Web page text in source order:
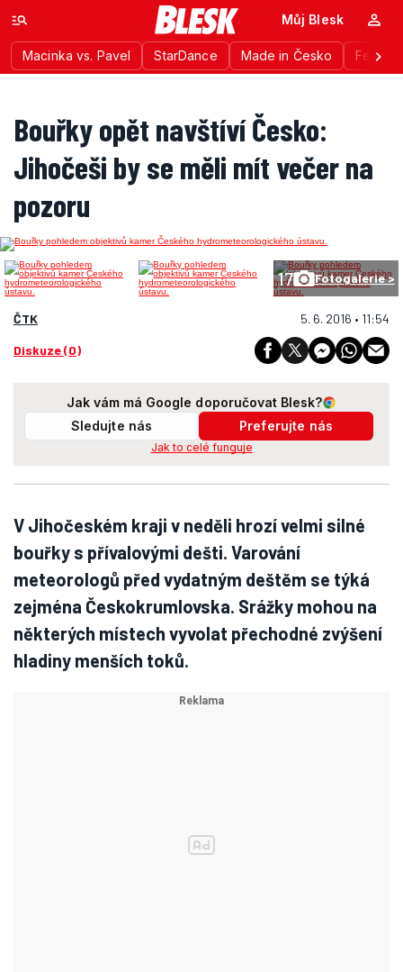
Macinka vs. Pavel StarDance Made in Česko
Můj Blesk
Bouřky opět navštíví Česko:
Jihočeši by se měli mít večer na
pozoru
17 Fotogalerie >
ČTK 5. 6. 2016 • 11:54
Diskuze (0)
Jak vám má Google doporučovat Blesk?
Sledujte nás
Preferujte nás
Jak to celé funguje
V Jihočeském kraji v neděli hrozí velmi silné
bouřky s přívalovými dešti. Varování
meteorologů před vydatným deštěm se týká
zejména Českokrumlovska. Srážky mohou na
některých místech vyvolat přechodné zvýšení
hladiny menších toků.